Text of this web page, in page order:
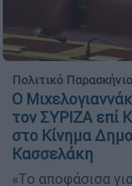
Πολιτικό Παρασκήνιο
Ο
τον ΣΥΡΙΖΑ επί
στο Κίνημα
Κασσελάκη
«Το αποφάσισα